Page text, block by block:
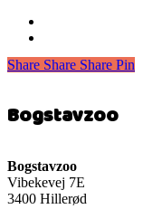
Share
Share Share Share Pin
Bogstavzoo
Bogstavzoo
Vibekevej 7E
3400 Hillerød